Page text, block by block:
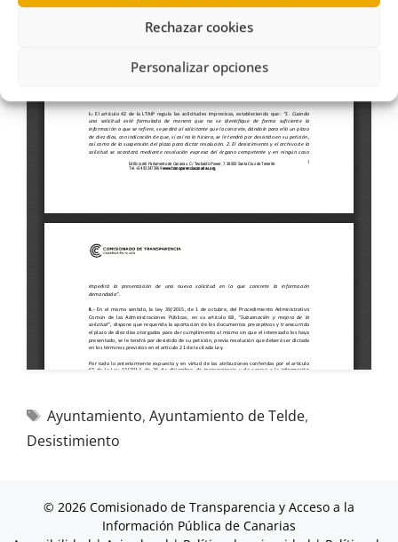
Rechazar cookies
Personalizar opciones
Ayuntamiento, Ayuntamiento de Telde,
Desistimiento
© 2026 Comisionado de Transparencia y Acceso a la
Información Pública de Canarias